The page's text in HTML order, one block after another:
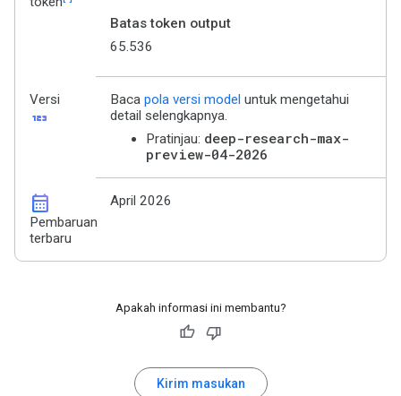
Batas token output
65.536
Versi
123
Baca pola versi model untuk mengetahui
detail selengkapnya.
Pratinjau: deep-research-max-
preview-04-2026
calendar_month
Pembaruan
terbaru
April 2026
Apakah informasi ini membantu?
Kirim masukan